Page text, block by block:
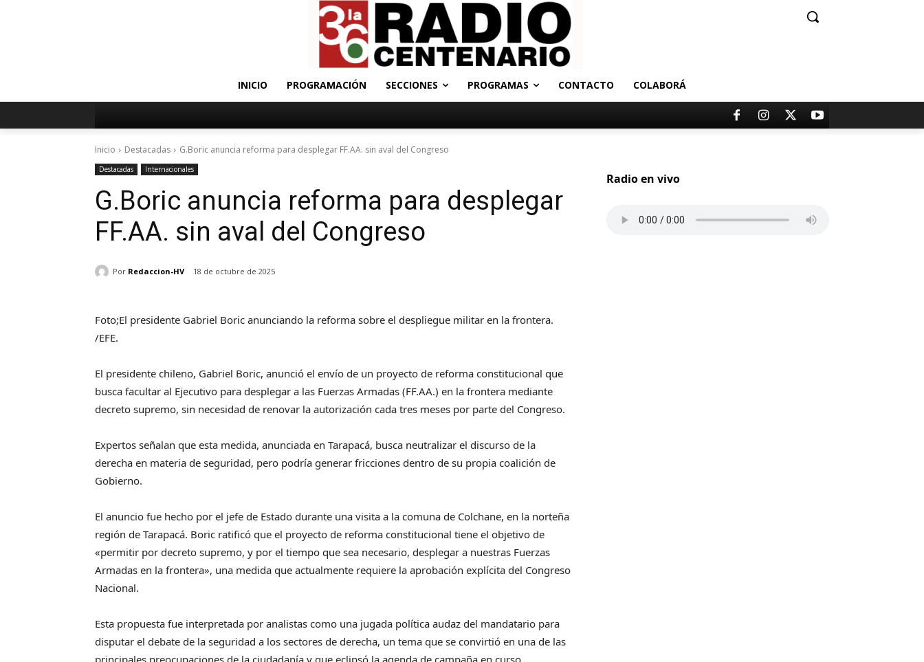
INICIO PROGRAMACIÓN SECCIONES PROGRAMAS CONTACTO COLABORÁ
Inicio Destacadas G.Boric anuncia reforma para desplegar FF.AA. sin aval del Congreso
Destacadas Internacionales
G.Boric anuncia reforma para desplegar
FF.AA. sin aval del Congreso
Por Redaccion-HV 18 de octubre de 2025
Foto;El presidente Gabriel Boric anunciando la reforma sobre el despliegue militar en la frontera.
/EFE.
El presidente chileno, Gabriel Boric, anunció el envío de un proyecto de reforma constitucional que
busca facultar al Ejecutivo para desplegar a las Fuerzas Armadas (FF.AA.) en la frontera mediante
decreto supremo, sin necesidad de renovar la autorización cada tres meses por parte del Congreso.
Expertos señalan que esta medida, anunciada en Tarapacá, busca neutralizar el discurso de la
derecha en materia de seguridad, pero podría generar fricciones dentro de su propia coalición de
Gobierno.
El anuncio fue hecho por el jefe de Estado durante una visita a la comuna de Colchane, en la norteña
región de Tarapacá. Boric ratificó que el proyecto de reforma constitucional tiene el objetivo de
«permitir por decreto supremo, y por el tiempo que sea necesario, desplegar a nuestras Fuerzas
Armadas en la frontera», una medida que actualmente requiere la aprobación explícita del Congreso
Nacional.
Esta propuesta fue interpretada por analistas como una jugada política audaz del mandatario para
disputar el debate de la seguridad a los sectores de derecha, un tema que se convirtió en una de las
Radio en vivo